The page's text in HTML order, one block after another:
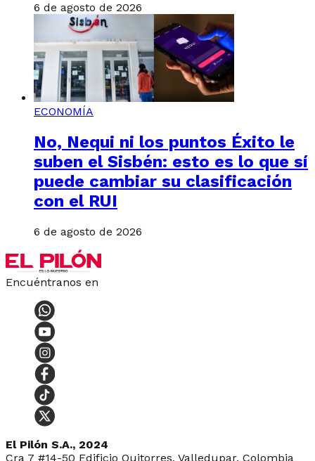
6 de agosto de 2026
ECONOMÍA
No, Nequi ni los puntos Éxito le
suben el Sisbén: esto es lo que sí
puede cambiar su clasificación
con el RUI
6 de agosto de 2026
Encuéntranos en
El Pilón S.A., 2024
Cra 7 #14-50 Edificio Quitorres, Valledupar, Colombia